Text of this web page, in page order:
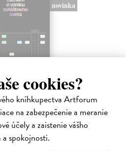
cookies?
kníhkupectva Artforum
na zabezpečenie a meranie
účely a zaistenie vášho
spokojnosti.
novinka
sveta
zbierkach Striptíz, Na!,